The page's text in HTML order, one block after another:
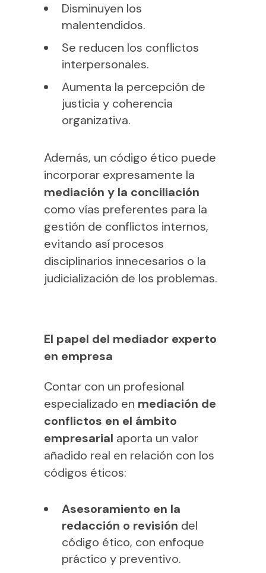
Disminuyen los
malentendidos.
Se reducen los conflictos
interpersonales.
Aumenta la percepción de
justicia y coherencia
organizativa.
Además, un código ético puede
incorporar expresamente la
mediación y la conciliación
como vías preferentes para la
gestión de conflictos internos,
evitando así procesos
disciplinarios innecesarios o la
judicialización de los problemas.
El papel del mediador experto
en empresa
Contar con un profesional
especializado en mediación de
conflictos en el ámbito
empresarial aporta un valor
añadido real en relación con los
códigos éticos:
Asesoramiento en la
redacción o revisión del
código ético, con enfoque
práctico y preventivo.